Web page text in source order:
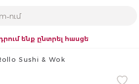
ենք ընտրել հասցե
Sushi & Wok